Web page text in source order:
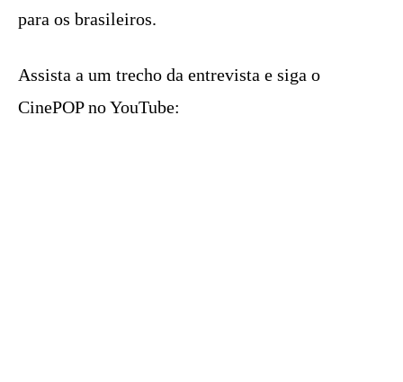
para os brasileiros.
Assista a um trecho da entrevista e siga o
CinePOP no YouTube: